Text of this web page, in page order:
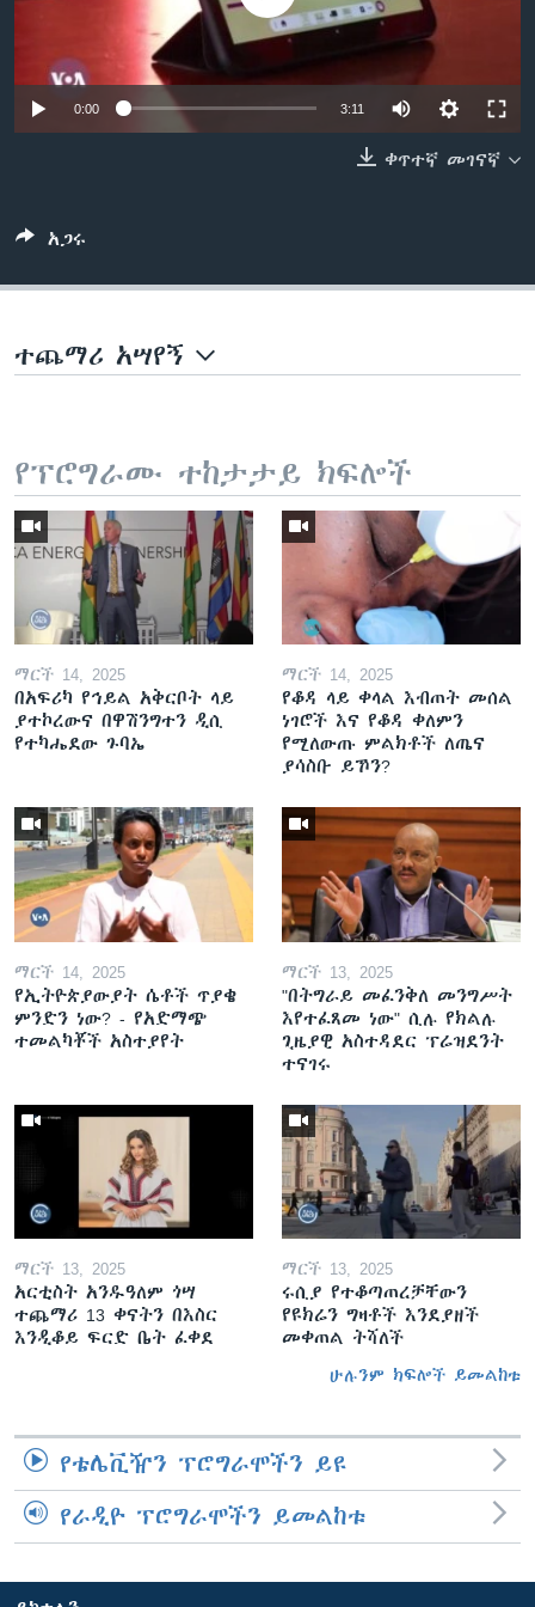
ቋንቋዎች
0:00 3:11
ቀጥተኛ መገናኛ
አጋሩ
ተጨማሪ አሣየኝ
የፕሮግራሙ ተከታታይ ክፍሎች
ማርች 14, 2025
በአፍሪካ የኅይል አቅርቦት ላይ
ያተኮረውና በዋሽንግተን ዲሲ
የተካሔደው ጉባኤ
ማርች 14, 2025
የቆዳ ላይ ቀላል እብጠት መሰል
ነገሮች እና የቆዳ ቀለምን
የሚለውጡ ምልክቶች ለጤና
ያሳስቡ ይኾን?
ማርች 14, 2025
የኢትዮጵያውያት ሴቶች ጥያቄ
ምንድን ነው? - የአድማጭ
ተመልካቾች አስተያየት
ማርች 13, 2025
"በትግራይ መፈንቅለ መንግሥት
እየተፈጸመ ነው" ሲሉ የክልሉ
ጊዜያዊ አስተዳደር ፕሬዝደንት
ተናገሩ
ማርች 13, 2025
አርቲስት አንዱዓለም ጎሣ
ተጨማሪ 13 ቀናትን በእስር
እንዲቆይ ፍርድ ቤት ፈቀደ
ማርች 13, 2025
ሩሲያ የተቆጣጠረቻቸውን
የዩክሬን ግዛቶች እንደያዘች
መቀጠል ትሻለች
ሁሉንም ክፍሎች ይመልከቱ
የቴሌቪዥን ፕሮግራሞችን ይዩ
የራዲዮ ፕሮግራሞችን ይመልከቱ